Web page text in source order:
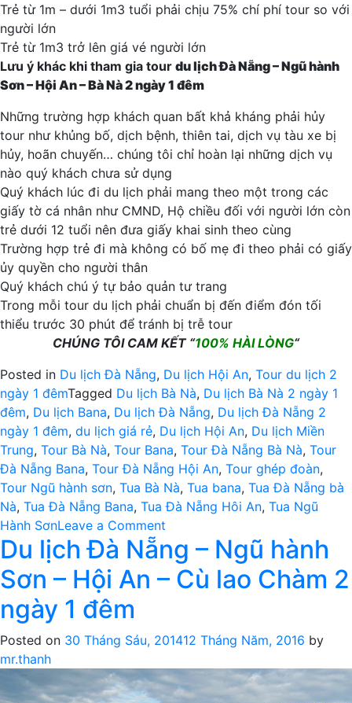
Trẻ từ 1m – dưới 1m3 tuổi phải chịu 75% chí phí tour so với
người lớn
Trẻ từ 1m3 trở lên giá vé người lớn
Lưu ý khác khi tham gia tour du lịch Đà Nẵng – Ngũ hành
Sơn – Hội An – Bà Nà2ngày 1 đêm
Những trường hợp khách quan bất khả kháng phải hủy
tour như khủng bố, dịch bệnh, thiên tai, dịch vụ tàu xe bị
hủy, hoãn chuyến… chúng tôi chỉ hoàn lại những dịch vụ
nào quý khách chưa sử dụng
Quý khách lúc đi du lịch phải mang theo một trong các
giấy tờ cá nhân như CMND, Hộ chiều đối với người lớn còn
trẻ dưới 12 tuổi nên đưa giấy khai sinh theo cùng
Trường hợp trẻ đi mà không có bố mẹ đi theo phải có giấy
ủy quyền cho người thân
Quý khách chú ý tự bảo quản tư trang
Trong mỗi tour du lịch phải chuẩn bị đến điểm đón tối
thiểu trước 30 phút để tránh bị trễ tour
CHÚNG TÔI CAM KẾT “100% HÀI LÒNG“
Posted in Du lịch Đà Nẵng, Du lịch Hội An, Tour du lịch 2
ngày 1 đêmTagged Du lịch Bà Nà, Du lịch Bà Nà 2 ngày 1
đêm, Du lịch Bana, Du lịch Đà Nẵng, Du lịch Đà Nẵng 2
ngày 1 đêm, du lịch giá rẻ, Du lịch Hội An, Du lịch Miền
Trung, Tour Bà Nà, Tour Bana, Tour Đà Nẵng Bà Nà, Tour
Đà Nẵng Bana, Tour Đà Nẵng Hội An, Tour ghép đoàn,
Tour Ngũ hành sơn, Tua Bà Nà, Tua bana, Tua Đà Nẵng bà
Nà, Tua Đà Nẵng Bana, Tua Đà Nẵng Hôi An, Tua Ngũ
Hành SơnLeave a Comment
Tour
du
lịch
Sơn
Hội
An
Du lịch Đà Nẵng – Ngũ hành
Sơn – Hội An – Cù lao Chàm 2
ngày 1 đêm
Posted on 30 Tháng Sáu, 201412 Tháng Năm, 2016 by
mr.thanh